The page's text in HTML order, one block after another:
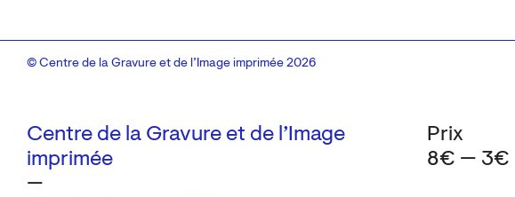
Centre de la Gravure et de l’Image
imprimée
—
Prix
8€ — 3€
© Centre de la Gravure et de l’Image imprimée 2026